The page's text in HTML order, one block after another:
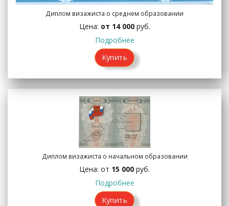
Диплом визажиста о среднем образовании
Цена: от 14 000руб.
Подробнее
Купить
Диплом визажиста о начальном образовании
Цена: от 15 000 руб.
Подробнее
Купить